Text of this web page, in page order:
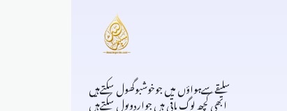
سلیقےسےہواؤں میں جوخوشبوگھول سکتےہیں
ابھی کچھ لوگ باقی ہیں جواردوبول سکتےہیں